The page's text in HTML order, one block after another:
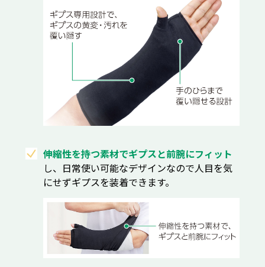
伸縮性を持つ素材でギプスと前腕にフィット
し、日常使い可能なデザインなので人目を気
にせずギプスを装着できます。